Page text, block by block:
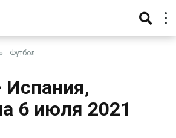
» Футбол
6 июля 2021